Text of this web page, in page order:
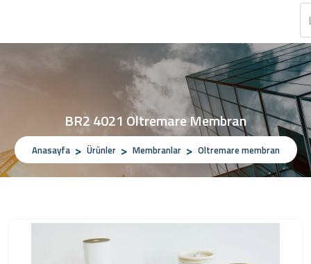
BR2 4021 Oltremare Membran
Anasayfa Ürünler Membranlar Oltremare membran